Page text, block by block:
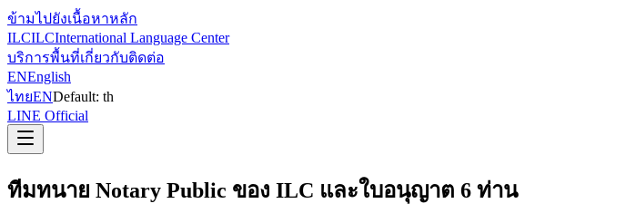
ข้ามไปยังเนื้อหาหลัก
ILCILCInternational Language Center
บริการพื้นที่เกี่ยวกับติดต่อ
ENEnglish
ไทยENDefault: th
LINE Official
ทีมทนาย Notary Public ของ ILC และใบอนุญาต 6 ท่าน